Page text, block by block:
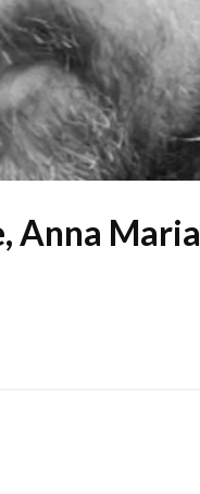
Anna Maria